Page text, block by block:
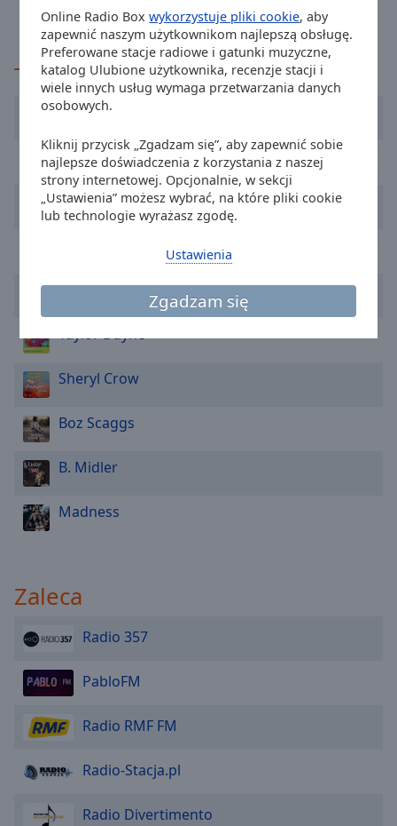
Online Radio Boxwykorzystuje pliki cookie, aby
zapewnić naszym użytkownikom najlepszą obsługę.
Preferowane stacje radiowe i gatunki muzyczne,
katalog Ulubione użytkownika, recenzje stacji i
wiele innych usług wymaga przetwarzania danych
osobowych.
Kliknij przycisk „Zgadzam się”, aby zapewnić sobie
najlepsze doświadczenia z korzystania z naszej
strony internetowej. Opcjonalnie, w sekcji
„Ustawienia” możesz wybrać, na które pliki cookie
lub technologie wyrażasz zgodę.
Zgadzam się
Ustawienia
Background
Opacity
Family
Reset
Done
Close
Dialog
End
dialog
TOP Wykonawcy
Cher
Ride
Double
Dionne Warwick
Taylor Dayne
Sheryl Crow
Boz Scaggs
B. Midler
Madness
Zaleca
Radio 357
PabloFM
Radio RMF FM
Radio-Stacja.pl
Radio Divertimento